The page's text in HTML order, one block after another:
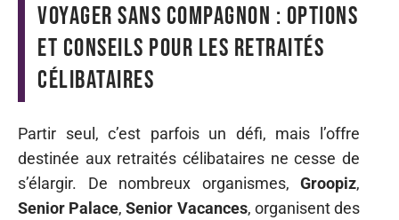
Voyager sans compagnon : options
et conseils pour les retraités
célibataires
Partir seul, c’est parfois un défi, mais l’offre
destinée aux retraités célibataires ne cesse de
s’élargir. De nombreux organismes, Groopiz,
Senior Palace,Senior Vacances, organisent des